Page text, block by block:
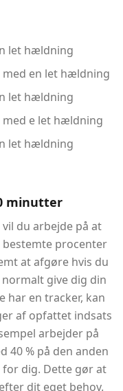
let hældning
med en let hældning
let hældning
med e let hældning
let hældning
minutter
du arbejde på at
bestemte procenter
at afgøre hvis du
give dig din
har en tracker, kan
af opfattet indsats
arbejder på
40 % på den anden
dig. Dette gør at
dit eget behov.